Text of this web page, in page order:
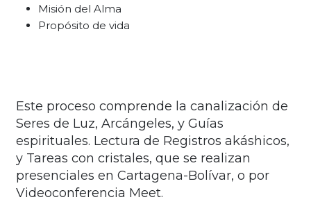
Misión del Alma
Propósito de vida
Este proceso comprende la canalización de
Seres de Luz, Arcángeles, y Guías
espirituales. Lectura de Registros akáshicos,
y Tareas con cristales, que se realizan
presenciales en Cartagena-Bolívar, o por
Videoconferencia Meet.